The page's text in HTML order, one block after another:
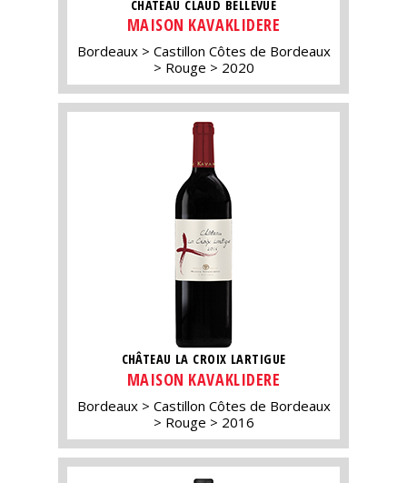
CHÂTEAU CLAUD BELLEVUE
MAISON KAVAKLIDERE
Bordeaux
Castillon Côtes de Bordeaux
Rouge
2020
CHÂTEAU LA CROIX LARTIGUE
MAISON KAVAKLIDERE
Bordeaux
Castillon Côtes de Bordeaux
Rouge
2016